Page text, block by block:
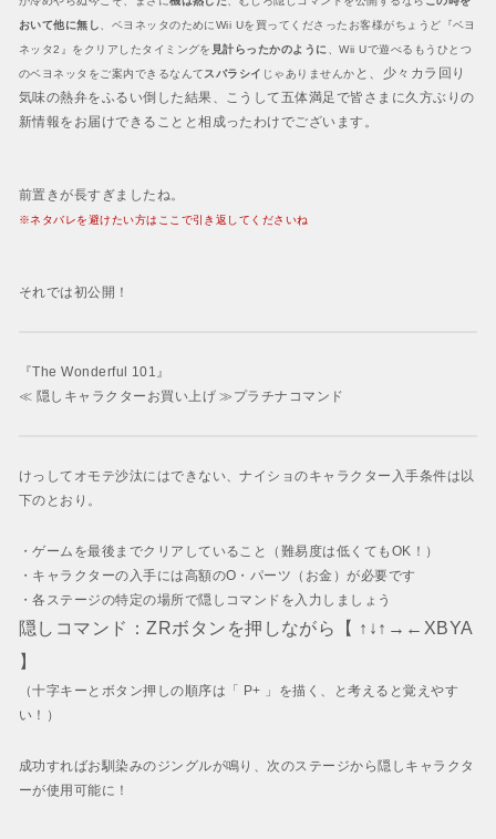
おいて他に無し
、ベヨネッタのためにWii Uを買ってくださったお客様がちょうど『ベヨ
ネッタ2』をクリアしたタイミングを 見計らったかのように
、Wii Uで遊べるもうひとつ
のベヨネッタをご案内できるなんてスバラシイ じゃありませんか と、少々カラ回り
気味の熱弁をふるい倒した結果、こうして五体満足 で皆さまに久方ぶりの
新情報をお届けできることと相成ったわけでございます。
前置きが長すぎましたね。
※ネタバレを避けたい方はここで引き返してくださいね
それでは初公開！
『The Wonderful 101』
≪ 隠しキャラクターお買い上げ ≫ プラチナコマンド
けっしてオモテ沙汰にはできない、ナイショのキャラクター入手条件は以
下のとおり。
・ゲームを最後までクリアしていること
（難易度は低くてもOK！）
・キャラクターの入手には高額のO・パーツ（お金）が必要です
・各ステージの特定の場所で隠しコマンドを入力しましょう
隠しコマンド：ZRボタンを押しながら【 ↑↓↑→←XBYA
】
（十字キーとボタン押しの順序は 「 P+ 」を描く 、と考えると覚えやす
い！）
成功すればお馴染みのジングルが鳴り、次のステージから隠しキャラクタ
ーが使用可能に！